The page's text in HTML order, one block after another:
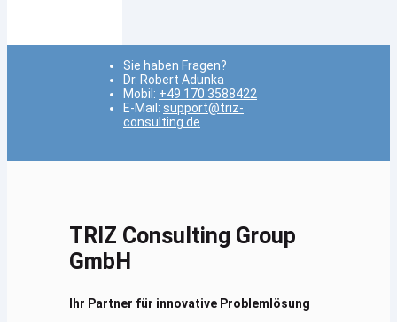
Sie haben Fragen?
Dr. Robert Adunka
Mobil: +49 170 3588422
E-Mail: support@triz-
consulting.de
TRIZ Consulting Group
GmbH
Ihr Partner für innovative Problemlösung